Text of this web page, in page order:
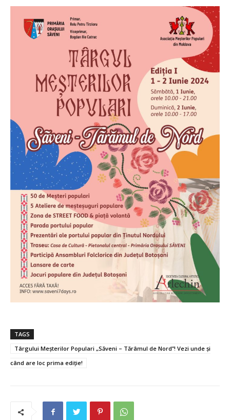
TAGS
Târgului Meșterilor Populari „Săveni – Tărâmul de Nord”! Vezi unde și
când are loc prima ediție!